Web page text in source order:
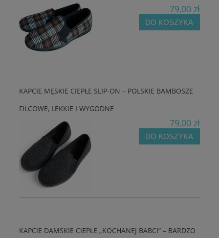
79,00 zł
DO KOSZYKA
KAPCIE MĘSKIE CIEPŁE SLIP-ON – POLSKIE BAMBOSZE
FILCOWE, LEKKIE I WYGODNE
79,00 zł
DO KOSZYKA
KAPCIE DAMSKIE CIEPŁE „KOCHANEJ BABCI” – BARDZO